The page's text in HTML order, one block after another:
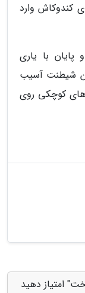
کندوکاش وارد
کرد و پایان با یاری
شیطنت آسیب
کوچکی روی
امتیاز دهید